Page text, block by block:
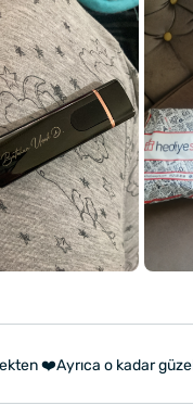
❤️Ayrıca o kadar